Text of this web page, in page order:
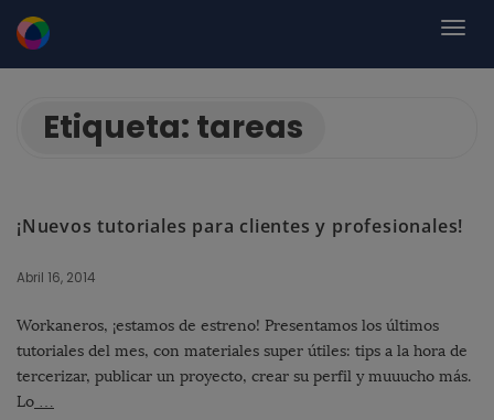
Etiqueta: tareas
¡Nuevos tutoriales para clientes y profesionales!
Abril 16, 2014
Workaneros, ¡estamos de estreno! Presentamos los últimos
tutoriales del mes, con materiales super útiles: tips a la hora de
tercerizar, publicar un proyecto, crear su perfil y muuucho más.
Lo …